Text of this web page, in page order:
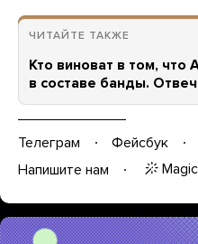
ЧИТАЙТЕ ТАКЖЕ
Кто виноват в том,
в составе банды.
Телеграм Фейсбук
Напишите нам